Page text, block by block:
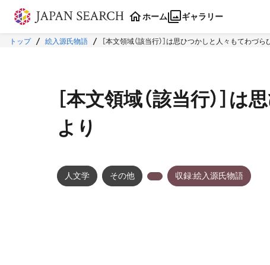
本文に飛ぶ
ホーム ギャラリー
トップ 絵入源氏物語 ［本文領域（該当行）］は思ひつかしと人々もてわづ
［本文領域（該当行）］
より
人文学 その他 収録:絵入源氏物語